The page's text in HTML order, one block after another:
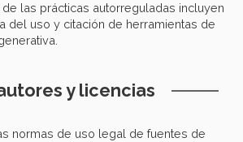
las prácticas autorreguladas incluyen
del uso y citación de herramientas de
y licencias
normas de uso legal de fuentes de